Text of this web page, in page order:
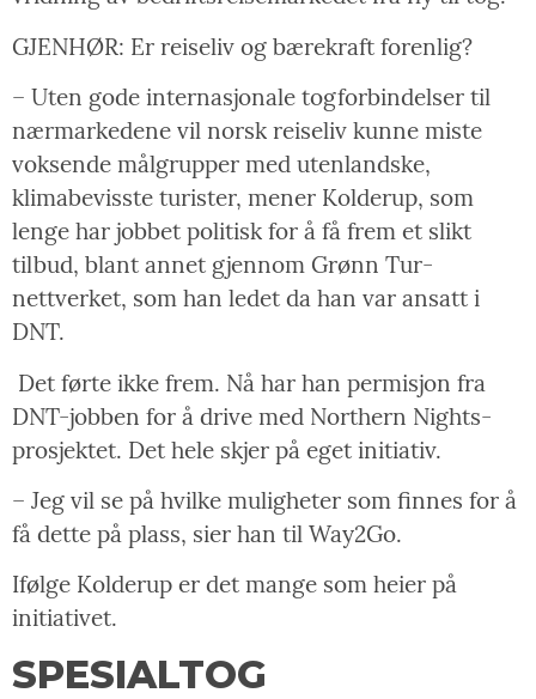
GJENHØR: Er reiseliv og bærekraft forenlig?
– Uten gode internasjonale togforbindelser til
nærmarkedene vil norsk reiseliv kunne miste
voksende målgrupper med utenlandske,
klimabevisste turister, mener Kolderup, som
lenge har jobbet politisk for å få frem et slikt
tilbud, blant annet gjennom Grønn Tur-
nettverket, som han ledet da han var ansatt i
DNT.
Det førte ikke frem. Nå har han permisjon fra
DNT-jobben for å drive med Northern Nights-
prosjektet. Det hele skjer på eget initiativ.
– Jeg vil se på hvilke muligheter som finnes for å
få dette på plass, sier han til Way2Go.
Ifølge Kolderup er det mange som heier på
initiativet.
SPESIALTOG